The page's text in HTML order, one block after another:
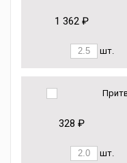
1 362 ₽
шт.
328 ₽
шт.